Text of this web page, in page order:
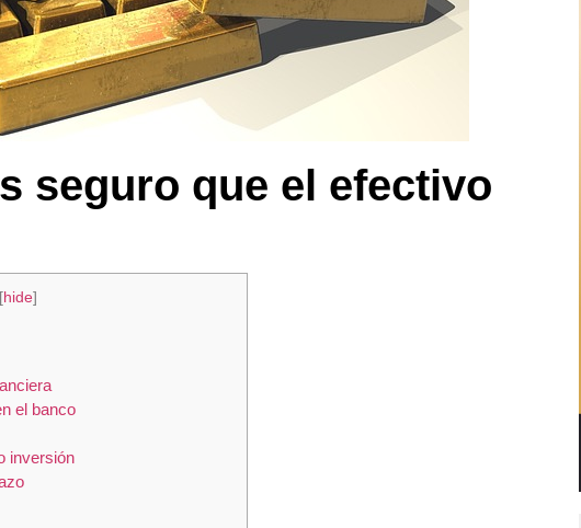
seguro que el efectivo
[hide]
el banco
inversión